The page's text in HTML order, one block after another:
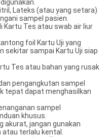
Lateks (atau yang setara)
sampel pasien.
Kartu Tes atau swab air liur
foil Kartu Uji yang
sekitar sampai Kartu Uji siap
Tes atau bahan yang rusak
pengangkutan sampel
tepat dapat menghasilkan
sampel
khusus.
akurat, jangan gunakan
terlalu kental.